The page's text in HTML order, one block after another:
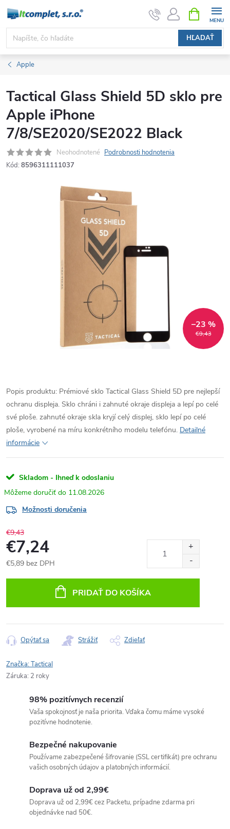
Prejsť
obsah
HĽADAŤ
KOŠÍK
Apple
Tactical Glass Shield 5D sklo pre
Apple iPhone
7/8/SE2020/SE2022 Black
Neohodnotené Podrobnosti hodnotenia
Kód: 8596311111037
€9,43
–23 %
Popis produktu: Prémiové sklo Tactical Glass Shield 5D pre nejlepší
ochranu displeja. Sklo chráni i zahnuté okraje displeja a lepí po celé
své ploše. zahnuté okraje skla kryjí celý displej, sklo lepí po celé
ploše, vyrobené na míru konkrétního modelu telefónu. Detailné
informácie
Skladom - Ihneď k odoslaniu
11.08.2026
Možnosti doručenia
€9,43
€7,24
€5,89 bez DPH
PRIDAŤ DO KOŠÍKA
Opýtať sa Strážiť Zdieľať
Značka:Tactical
Záruka: 2 roky
98% pozitívnych recenzií
Vaša spokojnosť je naša priorita. Vďaka čomu máme vysoké
pozitívne hodnotenie.
Bezpečné nakupovanie
Používame zabezpečené šifrovanie (SSL certifikát) pre ochranu
vašich osobných údajov a platobných informácií.
Doprava už od 2,99€
Doprava už od 2,99€ cez Packetu, prípadne zdarma pri
objednávke nad 50€.